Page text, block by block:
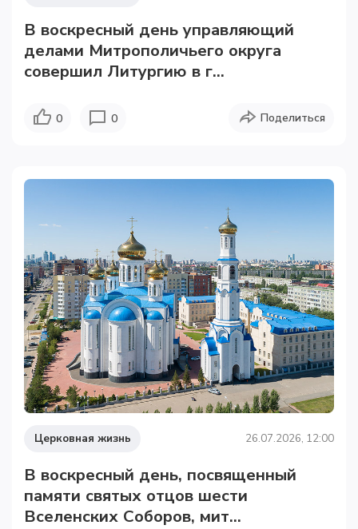
В воскресный день управляющий
делами Митрополичьего округа
совершил Литургию в г...
0 0 Поделиться
Церковная жизнь 26.07.2026, 12:00
В воскресный день, посвященный
памяти святых отцов шести
Вселенских Соборов, мит...